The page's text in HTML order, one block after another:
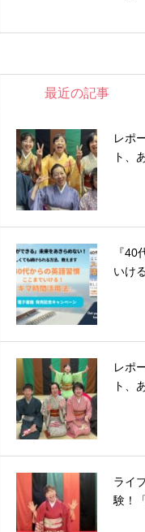
最近の記事
レポ
ト、
『
いけ
レポ
ト、
ライ
験！